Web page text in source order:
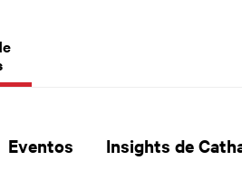
Hierarchy
Eventos Insights de